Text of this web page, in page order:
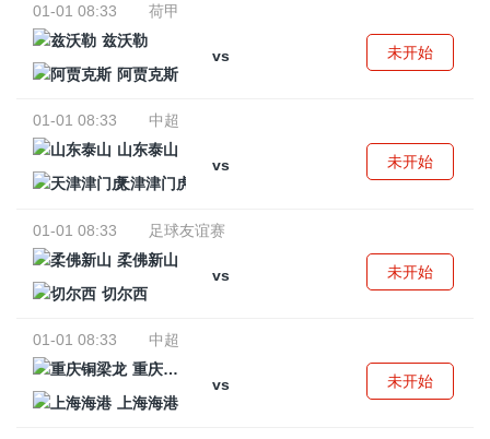
01-01 08:33
荷甲
兹沃勒
vs
阿贾克斯
未开始
01-01 08:33
中超
山东泰山
vs
天津津门虎
未开始
01-01 08:33
足球友谊赛
柔佛新山
vs
切尔西
未开始
01-01 08:33
中超
重庆铜梁龙
vs
上海海港
未开始